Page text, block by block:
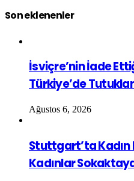
Son eklenenler
İsviçre’nin İade
Türkiye’de
Ağustos 6, 2026
Stuttgart’ta Kadın
Kadınlar